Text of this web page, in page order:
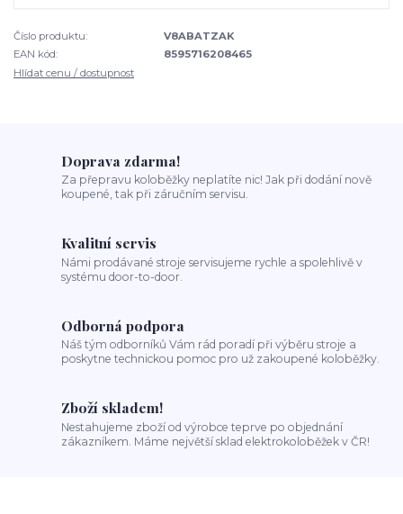
Číslo produktu:
V8ABATZAK
EAN kód:
8595716208465
Hlídat cenu / dostupnost
Doprava zdarma!
Za přepravu koloběžky neplatíte nic! Jak při dodání nově
koupené, tak při záručním servisu.
Kvalitní servis
Námi prodávané stroje servisujeme rychle a spolehlivě v
systému door-to-door.
Odborná podpora
Náš tým odborníků Vám rád poradí při výběru stroje a
poskytne technickou pomoc pro už zakoupené koloběžky.
Zboží skladem!
Nestahujeme zboží od výrobce teprve po objednání
zákazníkem. Máme největší sklad elektrokoloběžek v ČR!